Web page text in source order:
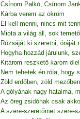
Csínom Palkó, Csínom
Kárba verem az ökröm
El kell menni, nincs mit
Mióta a világ áll, sok
Rózsáját ki szeretni, óráját
Hogyha hozzád járulunk,
Kitárom reszkető karom
Nem tehetek én róla, hogy
Zöld erdőben, zöld
A gólyának nagy hatalma,
Az öreg zsidónak csak
A szere-szeretőmet szere-